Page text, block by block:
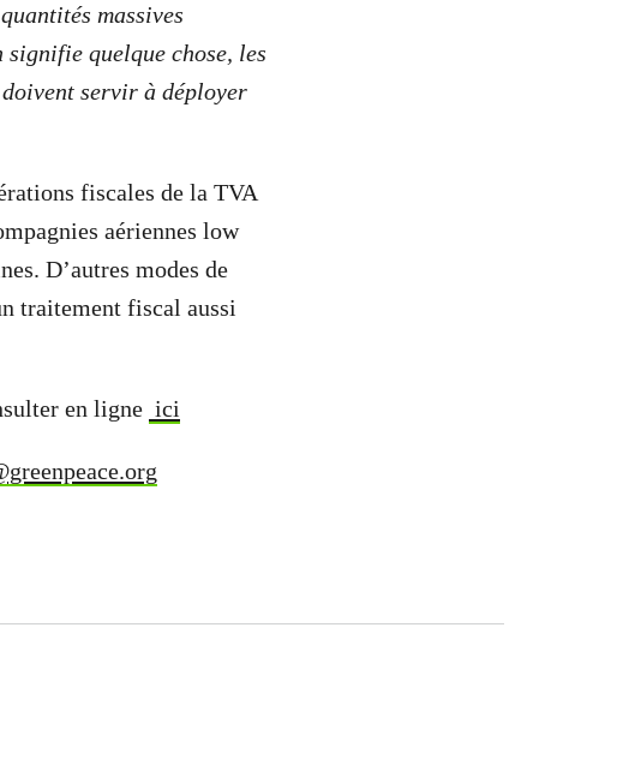
massives
signifie quelque chose, les
servir à déployer
fiscales de la TVA
aériennes low
D’autres modes de
traitement fiscal aussi
en ligne ici